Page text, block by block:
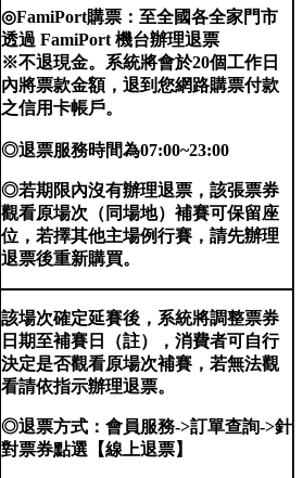
◎FamiPort購票：至全國各全家門市
透過 FamiPort 機台辦理退票
※不退現金。系統將會於20個工作日
內將票款金額，退到您網路購票付款
之信用卡帳戶。
◎退票服務時間為07:00~23:00
◎若期限內沒有辦理退票，該張票券
觀看原場次（同場地）補賽可保留座
位，若擇其他主場例行賽，請先辦理
退票後重新購買。
該場次確定延賽後，系統將調整票券
日期至補賽日（註），消費者可自行
決定是否觀看原場次補賽，若無法觀
看請依指示辦理退票。
◎退票方式：會員服務->訂單查詢->針
對票券點選【線上退票】